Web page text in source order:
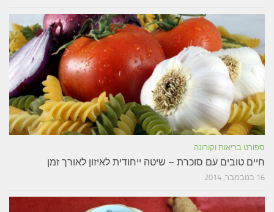
ספורט בריאות וקורונה
חיים טובים עם סוכרת – שיטה ייחודית לאיזון לאורך זמן
16 בנובמבר, 2014